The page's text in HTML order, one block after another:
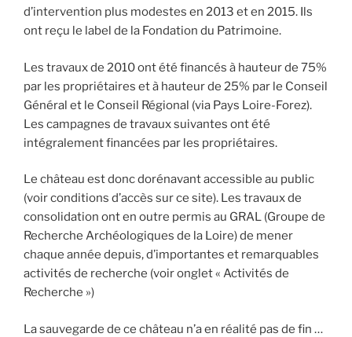
d’intervention plus modestes en 2013 et en 2015. Ils
ont reçu le label de la Fondation du Patrimoine.
Les travaux de 2010 ont été financés à hauteur de 75%
par les propriétaires et à hauteur de 25% par le Conseil
Général et le Conseil Régional (via Pays Loire-Forez).
Les campagnes de travaux suivantes ont été
intégralement financées par les propriétaires.
Le château est donc dorénavant accessible au public
(voir conditions d’accès sur ce site). Les travaux de
consolidation ont en outre permis au GRAL (Groupe de
Recherche Archéologiques de la Loire) de mener
chaque année depuis, d’importantes et remarquables
activités de recherche (voir onglet « Activités de
Recherche »)
La sauvegarde de ce château n’a en réalité pas de fin …